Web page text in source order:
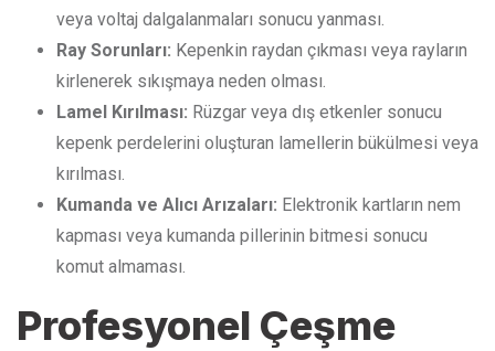
veya voltaj dalgalanmaları sonucu yanması.
Ray Sorunları: Kepenkin raydan çıkması veya rayların
kirlenerek sıkışmaya neden olması.
Lamel Kırılması: Rüzgar veya dış etkenler sonucu
kepenk perdelerini oluşturan lamellerin bükülmesi veya
kırılması.
Kumanda ve Alıcı Arızaları: Elektronik kartların nem
kapması veya kumanda pillerinin bitmesi sonucu
komut almaması.
Profesyonel Çeşme